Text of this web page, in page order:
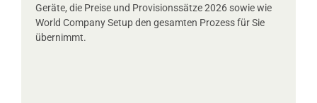
Geräte, die Preise und Provisionssätze 2026 sowie wie
World Company Setup den gesamten Prozess für Sie
übernimmt.